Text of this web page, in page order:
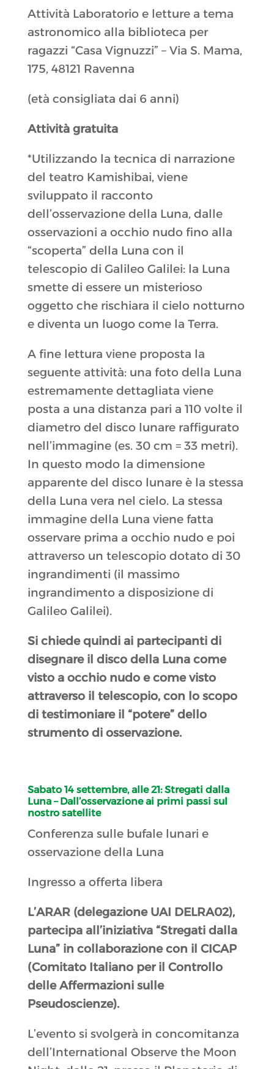
Attività Laboratorio e letture a tema
astronomico alla biblioteca per
ragazzi “Casa Vignuzzi” – Via S. Mama,
175, 48121 Ravenna
(età consigliata dai 6 anni)
Attività gratuita
*Utilizzando la tecnica di narrazione
del teatro Kamishibai, viene
sviluppato il racconto
dell’osservazione della Luna, dalle
osservazioni a occhio nudo fino alla
“scoperta” della Luna con il
telescopio di Galileo Galilei: la Luna
smette di essere un misterioso
oggetto che rischiara il cielo notturno
e diventa un luogo come la Terra.
A fine lettura viene proposta la
seguente attività: una foto della Luna
estremamente dettagliata viene
posta a una distanza pari a 110 volte il
diametro del disco lunare raffigurato
nell’immagine (es. 30 cm = 33 metri).
In questo modo la dimensione
apparente del disco lunare è la stessa
della Luna vera nel cielo. La stessa
immagine della Luna viene fatta
osservare prima a occhio nudo e poi
attraverso un telescopio dotato di 30
ingrandimenti (il massimo
ingrandimento a disposizione di
Galileo Galilei).
Si chiede quindi ai partecipanti di
disegnare il disco della Luna come
visto a occhio nudo e come visto
attraverso il telescopio, con lo scopo
di testimoniare il “potere” dello
strumento di osservazione.
Sabato 14 settembre, alle 21: Stregati dalla
Luna – Dall’osservazione ai primi passi sul
nostro satellite
Conferenza sulle bufale lunari e
osservazione della Luna
Ingresso a offerta libera
L’ARAR (delegazione UAI DELRA02),
partecipa all’iniziativa “Stregati dalla
Luna” in collaborazione con il CICAP
(Comitato Italiano per il Controllo
delle Affermazioni sulle
Pseudoscienze).
L’evento si svolgerà in concomitanza
dell’International Observe the Moon